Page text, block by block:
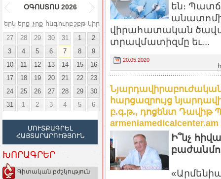
ՕԳՈՍՏՈՍ 2026
երկ երք չրք հնգուրբ շբթ կիր
27
28 29 30 31 1
2
3
4 5 6 7 8
9
10
11 12 13 14 15
16
17
18 19 20 21 22
23
24
25 26 27 28 29
30
31
1 2 3 4 5 6
ՄՈՒՏՔԱԳՐԵԼ
ՀԱՅՏԱՐԱՐՈՒԹՅՈՒՆ
ԽՈՐԱԳՐԵՐ
Գիտական բժշկություն
են։
վիրահատական
տրավմատիզմը եւ...
20.05.2020
Նյարդավիրաբուժական
հարցազրույց
բ.գ.թ., դոցենտ Դավիթ
armeniamedicalcenter.am
Ի՞նչ